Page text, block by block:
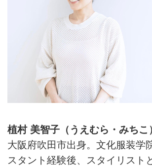
植村 美智子（うえむら・みちこ
大阪府吹田市出身。文化服装学
スタント経験後、スタイリスト